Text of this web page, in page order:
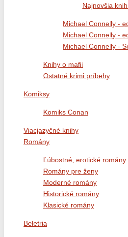
Najnovšia
Michael Connelly -
Michael Connelly -
Michael Connelly -
Knihy o mafii
Ostatné krimi príbehy
Komiksy
Komiks Conan
Viacjazyčné knihy
Romány
Ľúbostné, erotické romány
Romány pre ženy
Moderné romány
Historické romány
Klasické romány
Beletria